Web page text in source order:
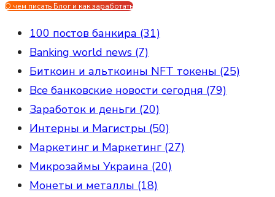
О чем писать Блог и как заработать
100 постов банкира (31)
Banking world news (7)
Биткоин и альткоины NFT токены (25)
Все банковские новости сегодня (79)
Заработок и деньги (20)
Интерны и Магистры (50)
Маркетинг и Маркетинг (27)
Микрозаймы Украина (20)
Монеты и металлы (18)